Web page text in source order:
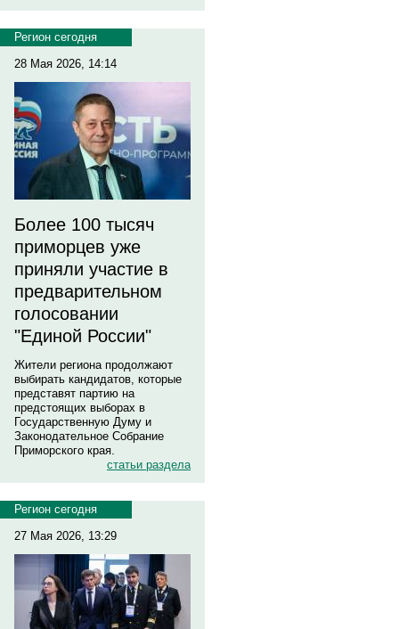
Регион сегодня
28 Мая 2026, 14:14
Более 100 тысяч
приморцев уже
приняли участие в
предварительном
голосовании
"Единой России"
Жители региона продолжают
выбирать кандидатов, которые
представят партию на
предстоящих выборах в
Государственную Думу и
Законодательное Собрание
Приморского края.
статьи раздела
Регион сегодня
27 Мая 2026, 13:29